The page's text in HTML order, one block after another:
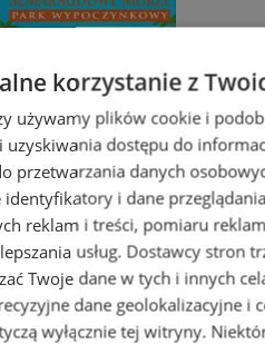
korzystanie z
używamy plików cookie i
uzyskiwania dostępu do
przetwarzania danych
identyfikatory i dane
reklam i treści, pomiaru
usług. Dostawcy stron
Twoje dane w tych i innych
dane geolokalizacyjne i
wyłącznie tej witryny.